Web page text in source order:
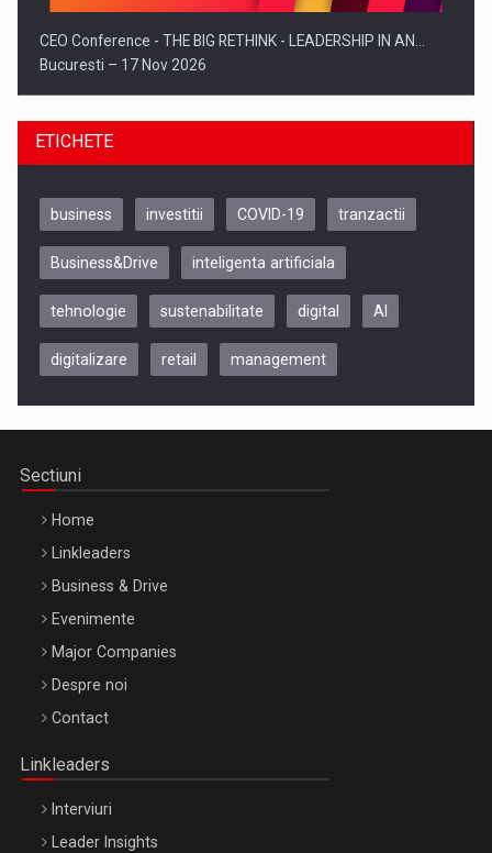
CEO Conference - THE BIG RETHINK - LEADERSHIP IN AN…
Bucuresti – 17 Nov 2026
Be Inspired. Make it Happen!, CLUJ, 9 Decembrie
Be Inspired. Make it Happen!, ARTEMIS LETO, ORADEA, 8
Octombrie
ETICHETE
business investitii COVID-19 tranzactii
Business&Drive inteligenta artificiala
tehnologie sustenabilitate digital AI
digitalizare retail management
Sectiuni
Home
Linkleaders
Business & Drive
Evenimente
Major Companies
Despre noi
Contact
Linkleaders
Interviuri
Leader Insights